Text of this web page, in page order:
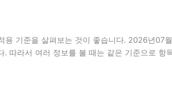
기준을 살펴보는 것이 좋습니다. 2026년
따라서 여러 정보를 볼 때는 같은 기준으로 항